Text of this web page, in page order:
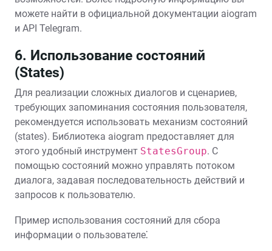
можете найти в официальной документации aiogram
и API Telegram.
6. Использование состояний
(States)
Для реализации сложных диалогов и сценариев,
требующих запоминания состояния пользователя,
рекомендуется использовать механизм состояний
(states). Библиотека aiogram предоставляет для
этого удобный инструмент StatesGroup. С
помощью состояний можно управлять потоком
диалога, задавая последовательность действий и
запросов к пользователю.
Пример использования состояний для сбора
информации о пользователе⁚